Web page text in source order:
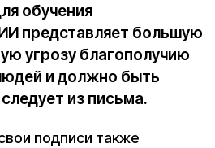
обучения
представляет большую
угрозу благополучию
и должно быть
из письма.
подписи также